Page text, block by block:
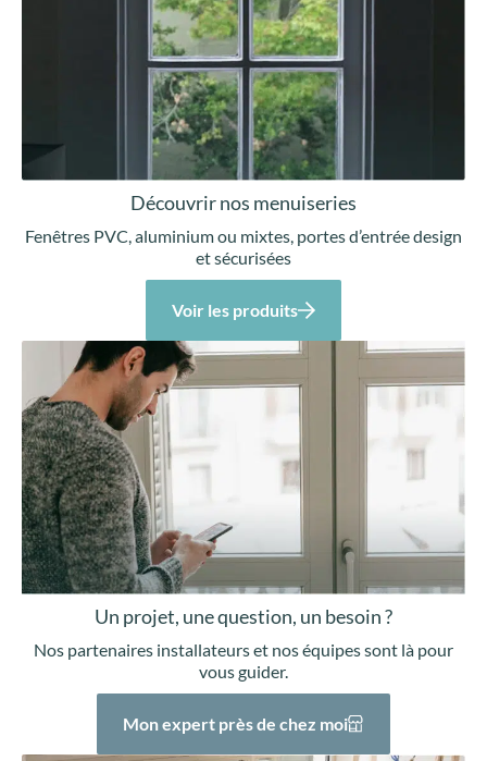
Découvrir nos menuiseries
Fenêtres PVC, aluminium ou mixtes, portes d’entrée design
et sécurisées
Voir les produits
Un projet, une question, un besoin ?
Nos partenaires installateurs et nos équipes sont là pour
vous guider.
Mon expert près de chez moi